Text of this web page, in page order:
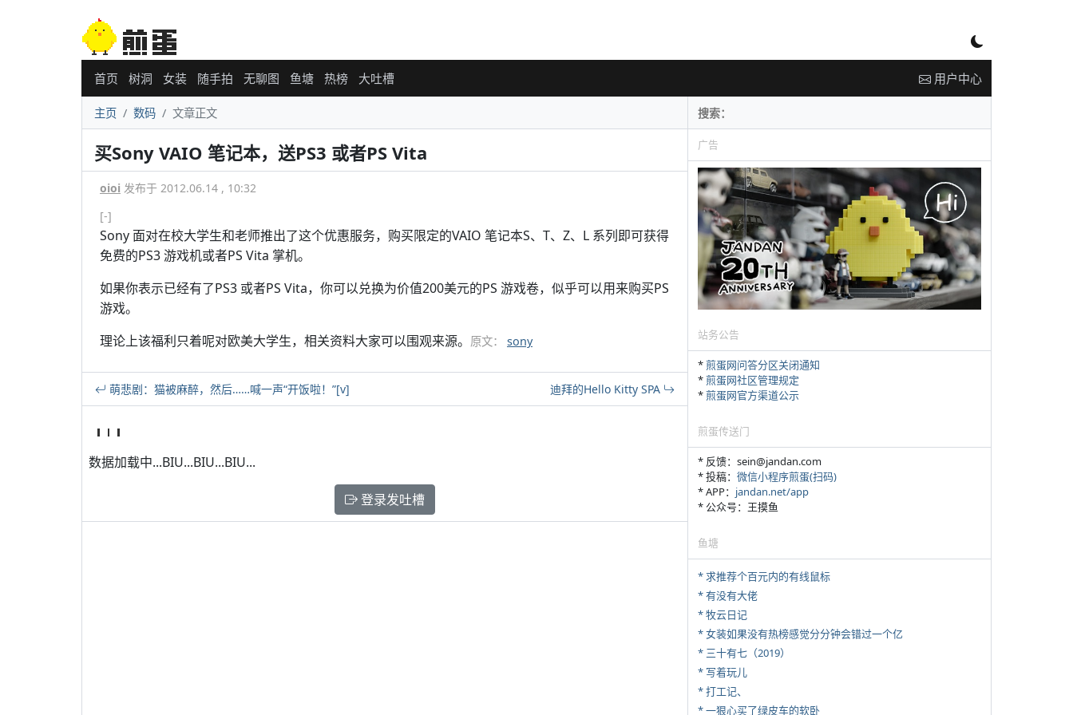
首页 树洞 女装 随手拍 无聊图 鱼塘 热榜 大吐槽 用户中心
主页 数码 文章正文
买Sony VAIO 笔记本，送PS3 或者PS Vita
oioi 发布于 2012.06.14 , 10:32
[-]
Sony 面对在校大学生和老师推出了这个优惠服务，购买限定的VAIO 笔记本S、T、Z、L 系列即可获得
免费的PS3 游戏机或者PS Vita 掌机。
如果你表示已经有了PS3 或者PS Vita，你可以兑换为价值200美元的PS 游戏卷，似乎可以用来购买PS
游戏。
理论上该福利只着呢对欧美大学生，相关资料大家可以围观来源。 原文： sony
萌悲剧：猫被麻醉，然后……喊一声“开饭啦！”[v] 迪拜的Hello Kitty SPA
数据加载中...BIU...BIU...BIU...
登录发吐槽
广告
站务公告
*煎蛋网问答分区关闭通知
*煎蛋网社区管理规定
*煎蛋网官方渠道公示
煎蛋传送门
* 反馈：sein@jandan.com
* 投稿： 微信小程序煎蛋(扫码)
* APP： jandan.net/app
* 公众号：王摸鱼
鱼塘
* 求推荐个百元内的有线鼠标
* 有没有大佬
* 牧云日记
* 女装如果没有热榜感觉分分钟会错过一个亿
* 三十有七（2019）
* 写着玩儿
* 打工记、
* 一狠心买了绿皮车的软卧